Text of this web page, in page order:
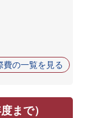
の一覧を見る
まで）